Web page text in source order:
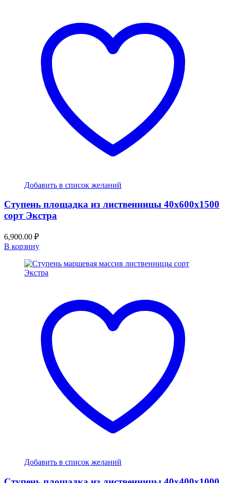
Добавить в список желаний
Ступень площадка из лиственницы 40x600x1500
сорт Экстра
6,900.00 ₽
В корзину
Добавить в список желаний